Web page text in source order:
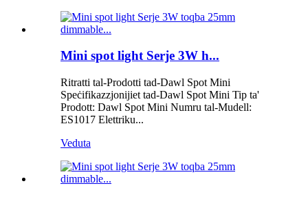
Mini spot light Serje 3W h...
Ritratti tal-Prodotti tad-Dawl Spot Mini
Speċifikazzjonijiet tad-Dawl Spot Mini Tip ta'
Prodott: Dawl Spot Mini Numru tal-Mudell:
ES1017 Elettriku...
Veduta